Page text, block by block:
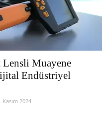
Muayene
Endüstriyel
Kasım 2024